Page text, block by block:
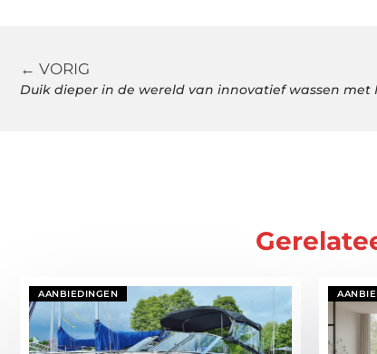
← VORIG
Duik dieper in de wereld van innovatief wassen met
AANBIEDINGEN